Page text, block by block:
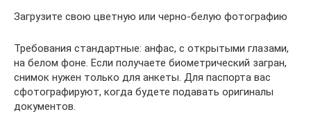
Загрузите свою цветную или черно-белую фотографию
Требования стандартные: анфас, с открытыми глазами,
на белом фоне. Если получаете биометрический загран,
снимок нужен только для анкеты. Для паспорта вас
сфотографируют, когда будете подавать оригиналы
документов.